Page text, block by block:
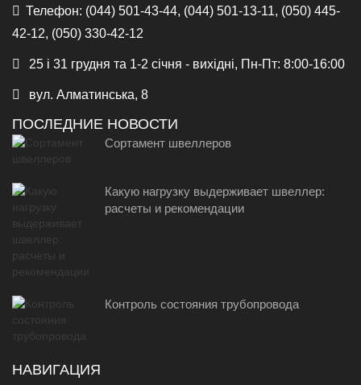
Телефон: (044) 501-43-44, (044) 501-13-11, (050) 445-
42-12, (050) 330-42-12
25 і 31 грудня та 1-2 січня - вихідні, Пн-Пт: 8:00-16:00
вул. Алматинська, 8
ПОСЛЕДНИЕ НОВОСТИ
Сортамент швеллеров
Какую нагрузку выдерживает швеллер:
расчеты и рекомендации
Контроль состояния трубопровода
НАВИГАЦИЯ